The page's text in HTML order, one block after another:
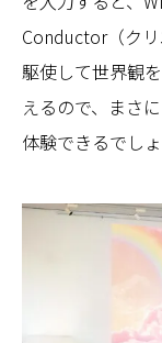
Conductor（ク
駆使して世界観
えるので、まさ
体験できるでしょ